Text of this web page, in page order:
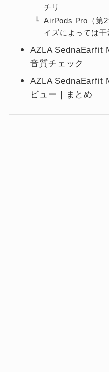
チリ
AirPods Pro（第
イズによっては干
AZLA SednaEarfit
音質チェック
AZLA SednaEarfit
ビュー｜まとめ